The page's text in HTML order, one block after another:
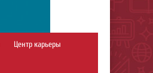
Центр карьеры